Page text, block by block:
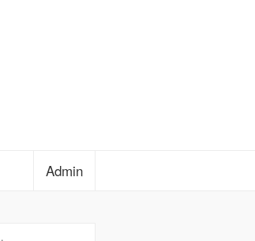
Admin